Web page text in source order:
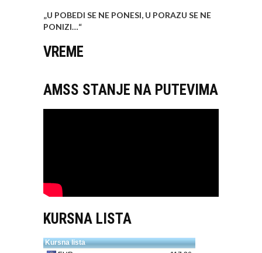
„U POBEDI SE NE PONESI, U PORAZU SE NE
PONIZI…“
VREME
AMSS STANJE NA PUTEVIMA
KURSNA LISTA